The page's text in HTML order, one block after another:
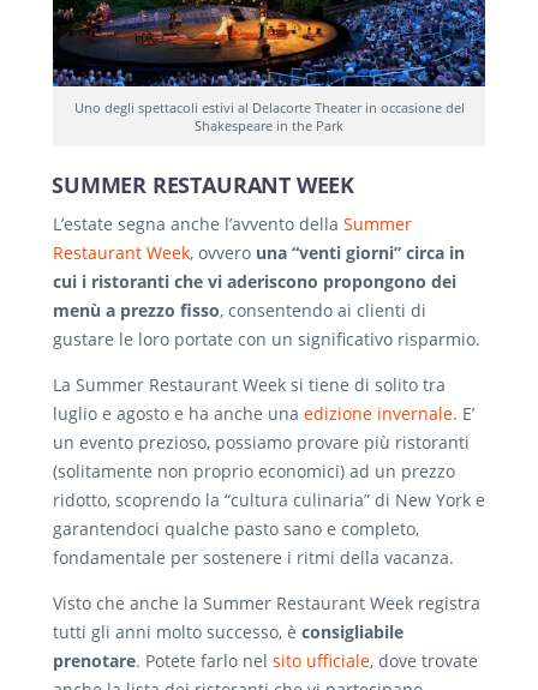
Uno degli spettacoli estivi al Delacorte Theater in occasione del
Shakespeare in the Park
SUMMER RESTAURANT WEEK
L’estate segna anche l’avvento della Summer
Restaurant Week, ovvero una “venti giorni” circa in
cui i ristoranti che vi aderiscono propongono dei
menù a prezzo fisso, consentendo ai clienti di
gustare le loro portate con un significativo risparmio.
La Summer Restaurant Week si tiene di solito tra
luglio e agosto e ha anche una edizione invernale. E’
un evento prezioso, possiamo provare più ristoranti
(solitamente non proprio economici) ad un prezzo
ridotto, scoprendo la “cultura culinaria” di New York e
garantendoci qualche pasto sano e completo,
fondamentale per sostenere i ritmi della vacanza.
Visto che anche la Summer Restaurant Week registra
tutti gli anni molto successo, è consigliabile
prenotare. Potete farlo nel sito ufficiale, dove trovate